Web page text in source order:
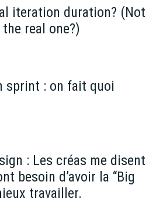
iteration duration? (Not
real one?)
sprint : on fait quoi
: Les créas me disent
besoin d’avoir la “Big
travailler.